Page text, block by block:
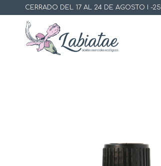
CERRADO DEL 17 AL 24 DE AGOSTO